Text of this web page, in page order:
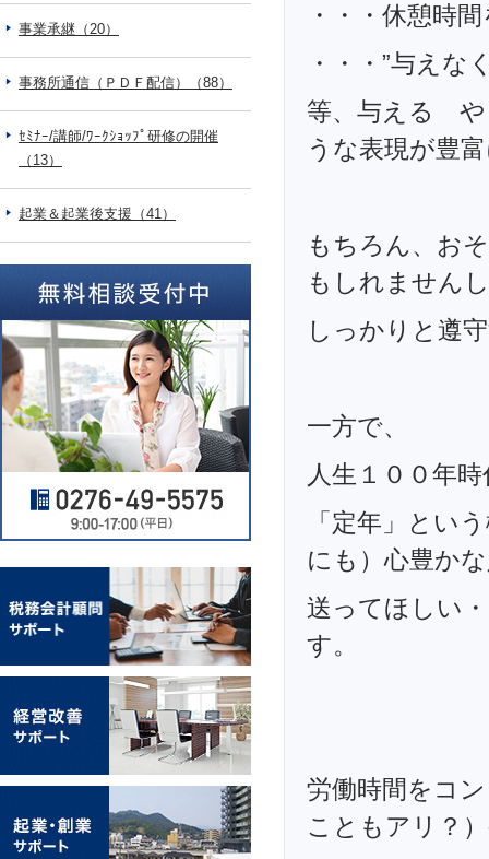
・・・休憩時
・・・”与えな
等、与える
うな表現が豊
もちろん、お
もしれません
しっかりと遵
一方で、
人生１００年
「定年」とい
にも）心豊か
送ってほしい
す。
労働時間をコ
こともアリ？
事業承継（20）
事務所通信（ＰＤＦ配信）（88）
ｾﾐﾅｰ/講師/ﾜｰｸｼｮｯﾌﾟ研修の開催
（13）
起業＆起業後支援（41）